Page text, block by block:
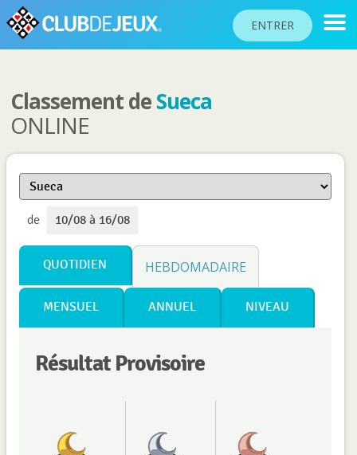
ENTRER
CLASSEMENTS
TOURNOIS
COMMUNAUTÉ
AIDE
PASSEPORT
JOUER
Classement deSueca
ONLINE
de 10/08 à 16/08
QUOTIDIEN HEBDOMADAIRE
MENSUEL ANNUEL NIVEAU
Résultat Provisoire